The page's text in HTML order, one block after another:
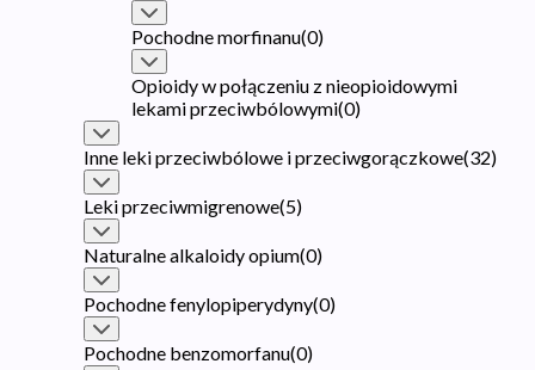
Pochodne morfinanu(0)
Opioidy w połączeniu z nieopioidowymi
lekami przeciwbólowymi(0)
Inne leki przeciwbólowe i przeciwgorączkowe(32)
Leki przeciwmigrenowe(5)
Naturalne alkaloidy opium(0)
Pochodne fenylopiperydyny(0)
Pochodne benzomorfanu(0)